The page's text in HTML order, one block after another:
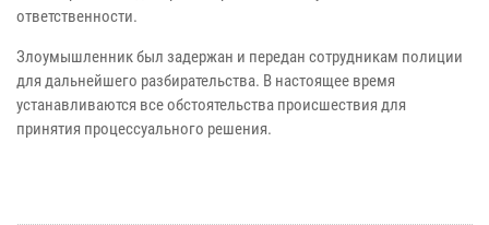
ответственности.
Злоумышленник был задержан и передан сотрудникам полиции
для дальнейшего разбирательства. В настоящее время
устанавливаются все обстоятельства происшествия для
принятия процессуального решения.